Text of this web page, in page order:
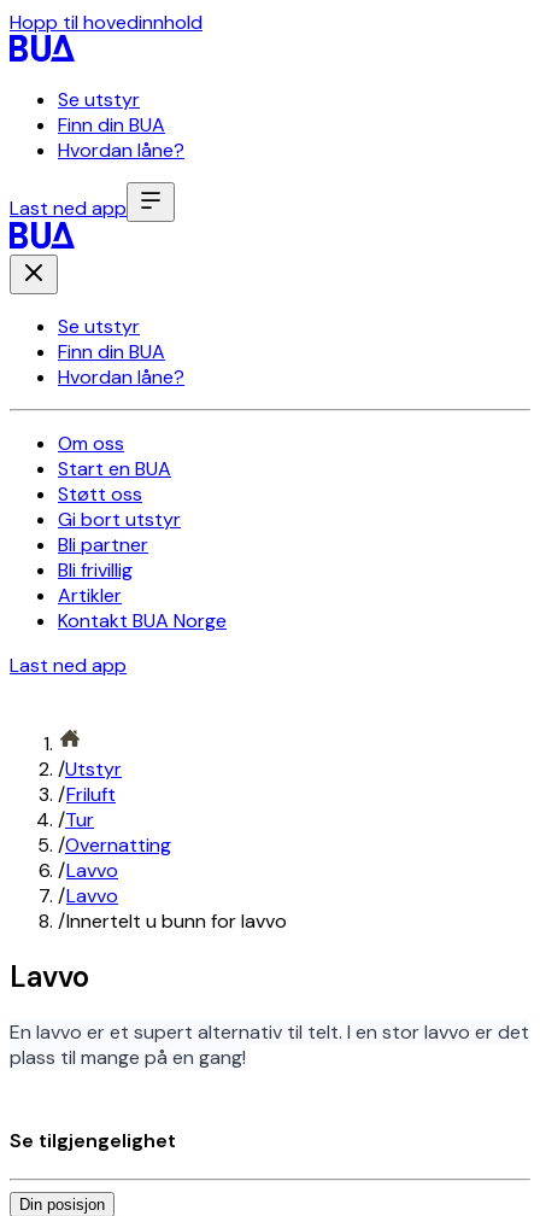
Hopp til hovedinnhold
Se utstyr
Finn din BUA
Hvordan låne?
Last ned app
Se utstyr
Finn din BUA
Hvordan låne?
Om oss
Start en BUA
Støtt oss
Gi bort utstyr
Bli partner
Bli frivillig
Artikler
Kontakt BUA Norge
Last ned app
/Utstyr
/Friluft
/Tur
/Overnatting
/Lavvo
/Lavvo
/Innertelt u bunn for lavvo
Lavvo
En lavvo er et supert alternativ til telt. I en stor lavvo er det
plass til mange på en gang!
Se tilgjengelighet
Din posisjon